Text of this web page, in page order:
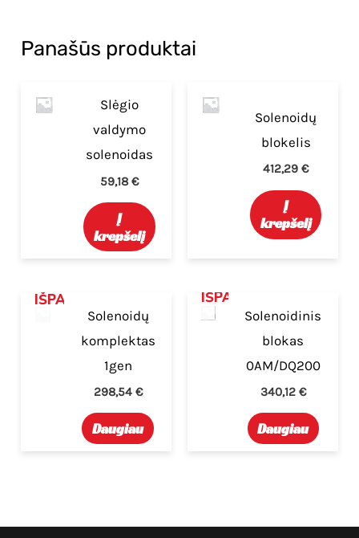
Panašūs produktai
Slėgio
valdymo
solenoidas
59,18€
Į
krepšelį
Solenoidų
blokelis
412,29€
Į
krepšelį
IŠPARDUOTA
Solenoidų
komplektas
1gen
298,54 €
Daugiau
IŠPARDUOTA
Solenoidinis
blokas
0AM/DQ200
340,12 €
Daugiau